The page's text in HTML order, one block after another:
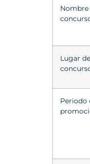
Nombre
Lugar
Periodo